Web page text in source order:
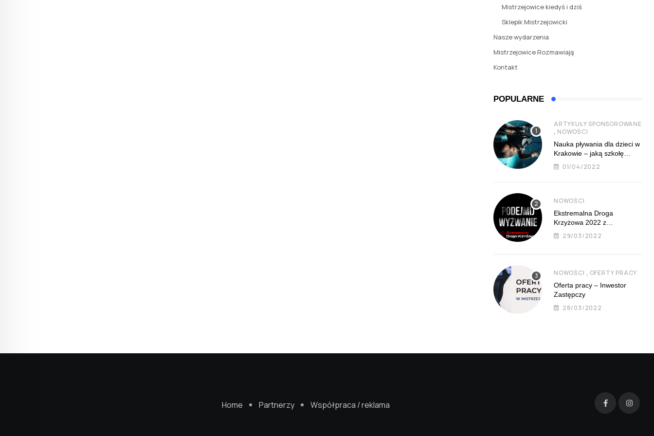
Mistrzejowice kiedyś i dziś
Sklepik Mistrzejowicki
Nasze wydarzenia
Mistrzejowice Rozmawiają
Kontakt
POPULARNE
ARTYKUŁY SPONSOROWANE
, NOWOŚCI
Nauka pływania dla dzieci w
Krakowie – jaką szkołę
najlepiej wybrać?
01/04/2022
NOWOŚCI
Ekstremalna Droga
Krzyżowa 2022 z
Mistrzejowic już 8 kwietnia
29/03/2022
NOWOŚCI , OFERTY PRACY
Oferta pracy – Inwestor
Zastępczy
28/03/2022
Home Partnerzy Współpraca / reklama